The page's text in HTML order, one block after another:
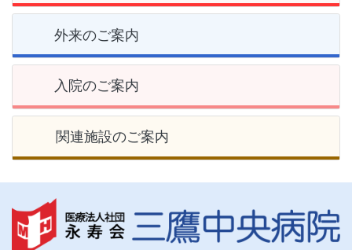
外来のご案内
入院のご案内
関連施設のご案内